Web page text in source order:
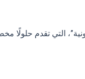
التي تقدم حلولًا